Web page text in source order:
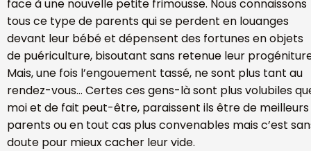
face à une nouvelle petite frimousse. Nous connaissons
tous ce type de parents qui se perdent en louanges
devant leur bébé et dépensent des fortunes en objets
de puériculture, bisoutant sans retenue leur
Mais, une fois l’engouement tassé, ne sont plus tant au
rendez-vous… Certes ces gens-là sont plus volubiles
moi et de fait peut-être, paraissent ils être de meilleurs
parents ou en tout cas plus convenables mais c’est
doute pour mieux cacher leur vide.